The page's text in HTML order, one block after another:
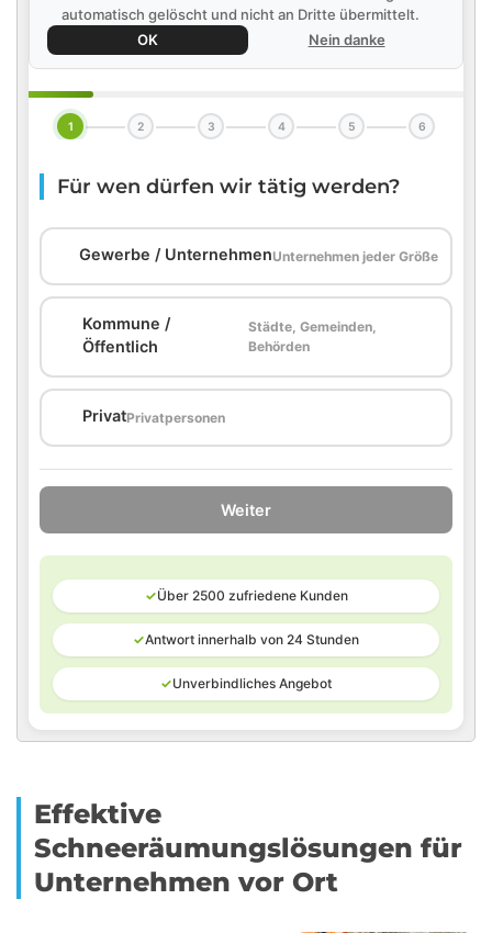
automatisch gelöscht und nicht an Dritte übermittelt.
OK
Nein danke
1 2 3 4 5 6
Für wen dürfen wir tätig werden?
Gewerbe / UnternehmenUnternehmen jeder Größe
Kommune /
Öffentlich
Städte, Gemeinden,
Behörden
PrivatPrivatpersonen
Weiter
✓Über 2500 zufriedene Kunden
✓Antwort innerhalb von 24 Stunden
✓Unverbindliches Angebot
Effektive
Schneeräumungslösungen für
Unternehmen vor Ort